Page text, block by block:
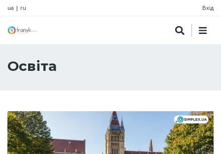
ua | ru Вхід
Освіта